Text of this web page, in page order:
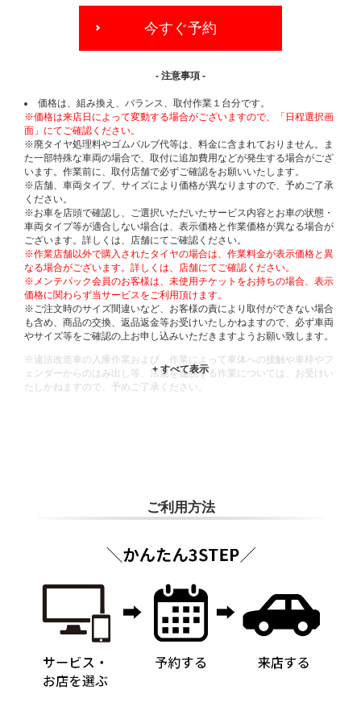
今すぐ予約
- 注意事項 -
価格は、組み換え、バランス、取付作業１台分です。
※価格は来店日によって変動する場合がございますので、「日程選択画
面」にてご確認ください。
※廃タイヤ処理料やゴムバルブ代等は、料金に含まれておりません。ま
た一部特殊な車両の場合で、取付に追加費用などが発生する場合がござ
います。作業前に、取付店舗で必ずご確認をお願いいたします。
※店舗、車両タイプ、サイズにより価格が異なりますので、予めご了承
ください。
※お車を店頭で確認し、ご選択いただいたサービス内容とお車の状態・
車両タイプ等が適合しない場合は、表示価格と作業価格が異なる場合が
ございます。詳しくは、店舗にてご確認ください。
※作業店舗以外で購入されたタイヤの場合は、作業料金が表示価格と異
なる場合がございます。詳しくは、店舗にてご確認ください。
※メンテパック会員のお客様は、未使用チケットをお持ちの場合、表示
価格に関わらず当サービスをご利用頂けます。
※ご注文時のサイズ間違いなど、お客様の責により取付ができない場合
も含め、商品の交換、返品返金等お受けいたしかねますので、必ず車両
やサイズ等をご確認の上お申し込みいただきますようお願い致します。
※違法改造車の入庫作業および、作業によって車体への接触や車枠やフ
ェンダーからのはみ出し等、法規を逸脱する作業については、お受けい
たしかねますので、予めご了承ください。
ご利用方法